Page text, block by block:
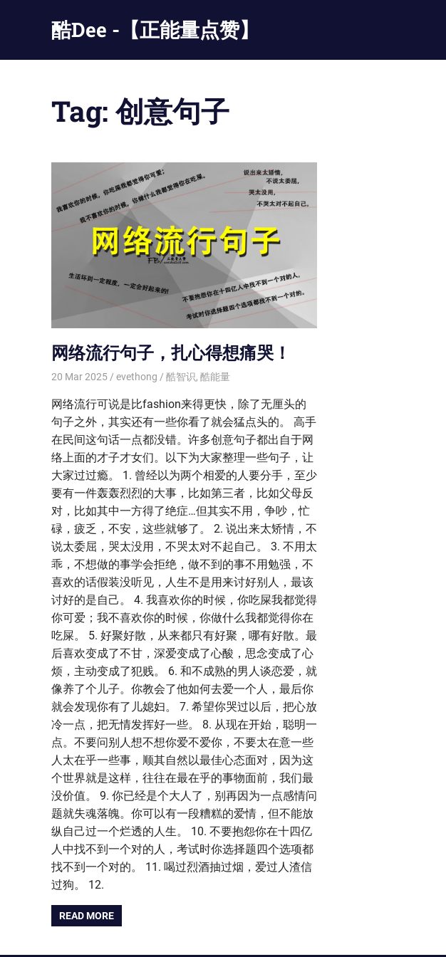
酷Dee -【正能量点赞】
酷
只
酷
Tag: 创意句子
网络流行句子，扎心得想痛哭！
20 Mar 2025 evethong 酷智识, 酷能量
网络流行可说是比fashion来得更快，除了无厘头的
句子之外，其实还有一些你看了就会猛点头的。 高手
在民间这句话一点都没错。许多创意句子都出自于网
络上面的才子才女们。以下为大家整理一些句子，让
大家过过瘾。 1. 曾经以为两个相爱的人要分手，至少
要有一件轰轰烈烈的大事，比如第三者，比如父母反
对，比如其中一方得了绝症…但其实不用，争吵，忙
碌，疲乏，不安，这些就够了。 2. 说出来太矫情，不
说太委屈，哭太没用，不哭太对不起自己。 3. 不用太
乖，不想做的事学会拒绝，做不到的事不用勉强，不
喜欢的话假装没听见，人生不是用来讨好别人，最该
讨好的是自己。 4. 我喜欢你的时候，你吃屎我都觉得
你可爱；我不喜欢你的时候，你做什么我都觉得你在
吃屎。 5. 好聚好散，从来都只有好聚，哪有好散。最
后喜欢变成了不甘，深爱变成了心酸，思念变成了心
烦，主动变成了犯贱。 6. 和不成熟的男人谈恋爱，就
像养了个儿子。你教会了他如何去爱一个人，最后你
就会发现你有了儿媳妇。 7. 希望你哭过以后，把心放
冷一点，把无情发挥好一些。 8. 从现在开始，聪明一
点。不要问别人想不想你爱不爱你，不要太在意一些
人太在乎一些事，顺其自然以最佳心态面对，因为这
个世界就是这样，往往在最在乎的事物面前，我们最
没价值。 9. 你已经是个大人了，别再因为一点感情问
题就失魂落魄。你可以有一段糟糕的爱情，但不能放
纵自己过一个烂透的人生。 10. 不要抱怨你在十四亿
人中找不到一个对的人，考试时你选择题四个选项都
找不到一个对的。 11. 喝过烈酒抽过烟，爱过人渣信
过狗。 12.
READ MORE